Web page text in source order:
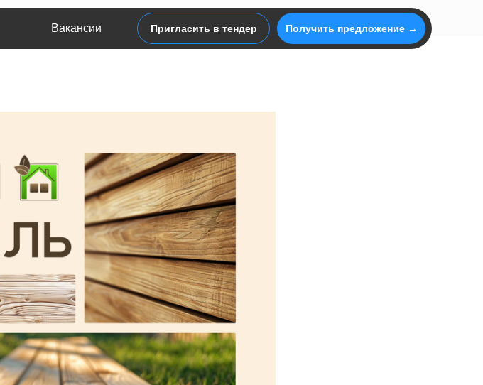
Получить предложение →
Пригласить в тендер
Вакансии